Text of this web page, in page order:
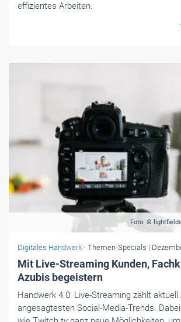
effizientes Arbeiten.
Foto: ©
Digitales Handwerk - Themen-Specials |
Mit Live-Streaming Kunden,
Azubis begeistern
Handwerk 4.0: Live-Streaming zählt aktuell
angesagtesten Social-Media-Trends.